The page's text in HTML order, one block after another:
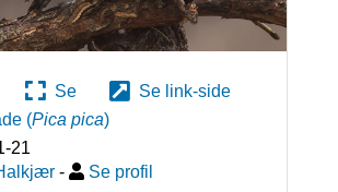
Se
Se link-side
(Pica pica)
21
- Se profil